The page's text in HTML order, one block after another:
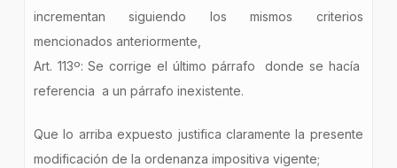
incrementan siguiendo los mismos criterios
mencionados anteriormente,
Art. 113º: Se corrige el último párrafo donde se hacía
referencia a un párrafo inexistente.
Que lo arriba expuesto justifica claramente la presente
modificación de la ordenanza impositiva vigente;